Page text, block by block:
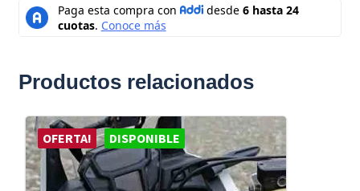
Productos relacionados
OFERTA! DISPONIBLE